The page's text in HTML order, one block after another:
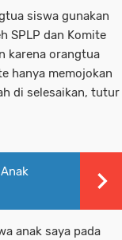
siswa gunakan
SPLP dan Komite
karena orangtua
hanya memojokan
di selesaikan, tutur
anak saya pada